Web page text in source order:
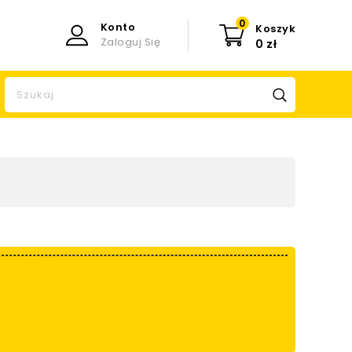
Koszyk
0
0 zł
Konto
Zaloguj Się